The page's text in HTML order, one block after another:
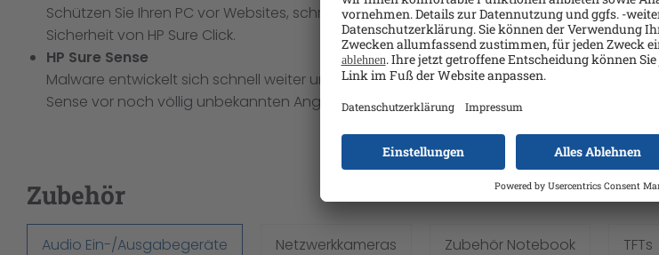
Schützen Sie Ihren PC vor Websites, schreibgeschützten Microsoft Office- und PDF-
Sicherheit von HP Sure Click.
HP Sure Sense
Malware entwickelt sich schnell weiter und kann von herkömmlichen
Sense vor noch völlig unbekannten Angriffen. HP Sure Sense kombiniert für einen
Zubehör
Audio Ein-/Ausgabegeräte Netzwerkkameras Zubehör Notebook TFTs